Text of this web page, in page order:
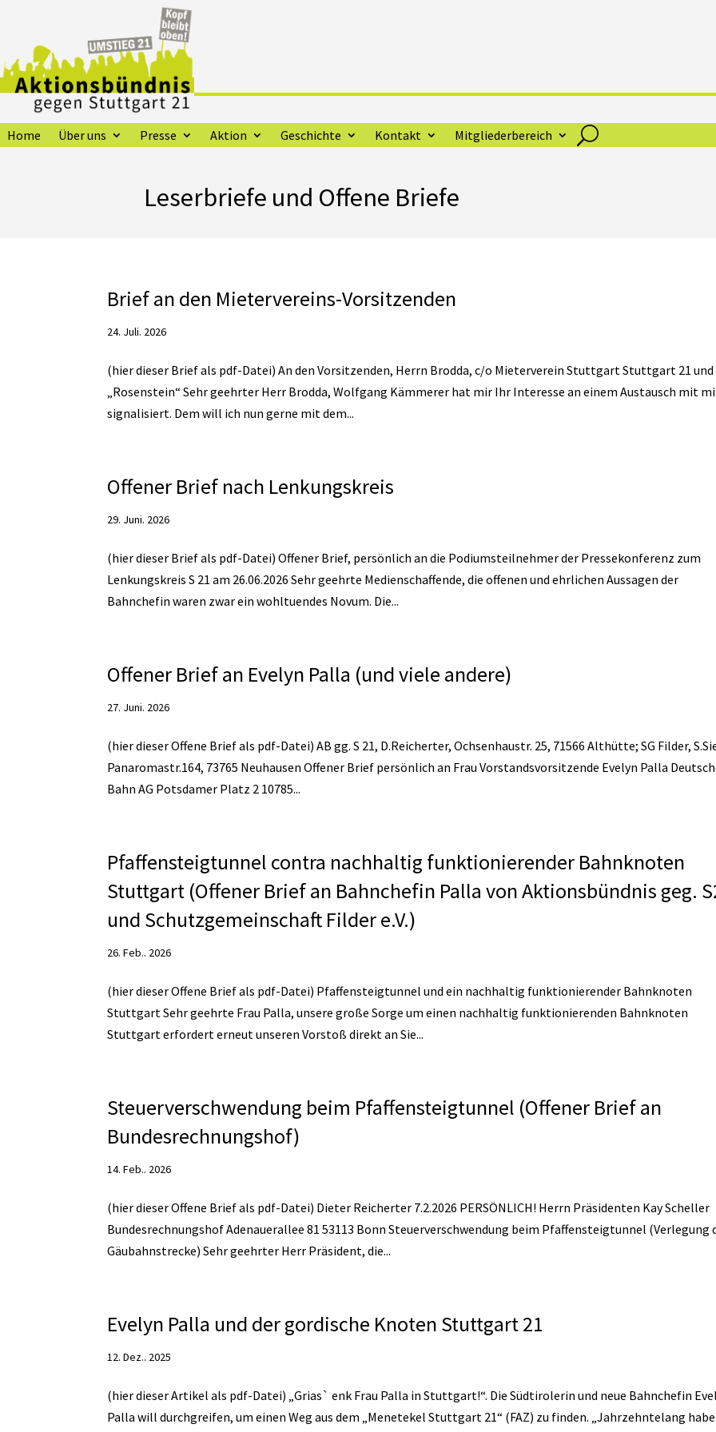
Home Über uns Presse Aktion Geschichte Kontakt Mitgliederbereich
Leserbriefe und Offene Briefe
Brief an den Mietervereins-Vorsitzenden
24. Juli. 2026
(hier dieser Brief als pdf-Datei) An den Vorsitzenden, Herrn Brodda, c/o Mieterverein Stuttgart Stuttgart 21 und
„Rosenstein“ Sehr geehrter Herr Brodda, Wolfgang Kämmerer hat mir Ihr Interesse an einem Austausch mit
signalisiert. Dem will ich nun gerne mit dem...
Offener Brief nach Lenkungskreis
29. Juni. 2026
(hier dieser Brief als pdf-Datei) Offener Brief, persönlich an die Podiumsteilnehmer der Pressekonferenz zum
Lenkungskreis S 21 am 26.06.2026 Sehr geehrte Medienschaffende, die offenen und ehrlichen Aussagen der
Bahnchefin waren zwar ein wohltuendes Novum. Die...
Offener Brief an Evelyn Palla (und viele andere)
27. Juni. 2026
(hier dieser Offene Brief als pdf-Datei) AB gg. S 21, D.Reicherter, Ochsenhaustr. 25, 71566 Althütte; SG Filder,
Panaromastr.164, 73765 Neuhausen Offener Brief persönlich an Frau Vorstandsvorsitzende Evelyn Palla
Bahn AG Potsdamer Platz 2 10785...
Pfaffensteigtunnel contra nachhaltig funktionierender Bahnknoten
Stuttgart (Offener Brief an Bahnchefin Palla von Aktionsbündnis geg.
und Schutzgemeinschaft Filder e.V.)
26. Feb.. 2026
(hier dieser Offene Brief als pdf-Datei) Pfaffensteigtunnel und ein nachhaltig funktionierender Bahnknoten
Stuttgart Sehr geehrte Frau Palla, unsere große Sorge um einen nachhaltig funktionierenden Bahnknoten
Stuttgart erfordert erneut unseren Vorstoß direkt an Sie...
Steuerverschwendung beim Pfaffensteigtunnel (Offener Brief an
Bundesrechnungshof)
14. Feb.. 2026
(hier dieser Offene Brief als pdf-Datei) Dieter Reicherter 7.2.2026 PERSÖNLICH! Herrn Präsidenten Kay Scheller
Bundesrechnungshof Adenauerallee 81 53113 Bonn Steuerverschwendung beim Pfaffensteigtunnel (Verlegung
Gäubahnstrecke) Sehr geehrter Herr Präsident, die...
Evelyn Palla und der gordische Knoten Stuttgart 21
12. Dez.. 2025
(hier dieser Artikel als pdf-Datei) „Grias` enk Frau Palla in Stuttgart!“. Die Südtirolerin und neue Bahnchefin
Palla will durchgreifen, um einen Weg aus dem „Menetekel Stuttgart 21“ (FAZ) zu finden. „Jahrzehntelang